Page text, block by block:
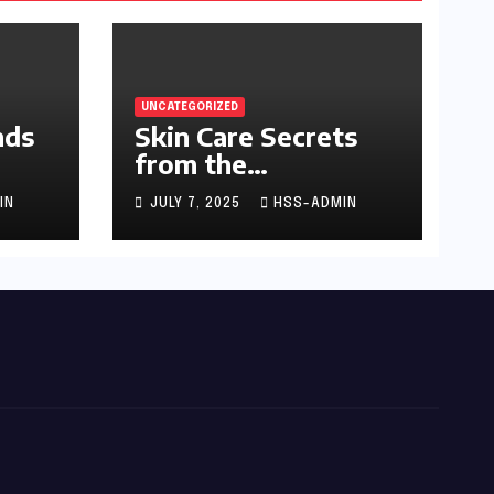
UNCATEGORIZED
Skin Care Secrets
from the
Dermatologist to
the Stars
JULY 7, 2025 HSS-ADMIN